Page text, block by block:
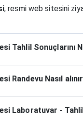
, resmi web sitesini
Tahlil Sonuçlarını
Randevu Nasıl
Laboratuvar -